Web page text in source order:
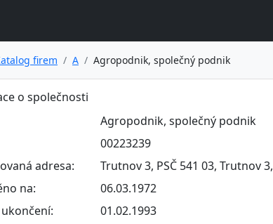
firem A Agropodnik, společný podnik
o společnosti
Agropodnik, společný podnik
00223239
adresa:
Trutnov 3, PSČ 541 03, Trutnov
na:
06.03.1972
01.02.1993